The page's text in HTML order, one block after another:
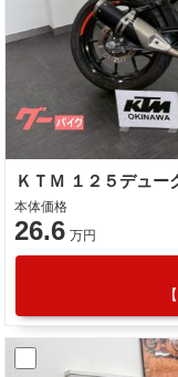
ＫＴＭ １２５デュ
本体価格
26.6 万円